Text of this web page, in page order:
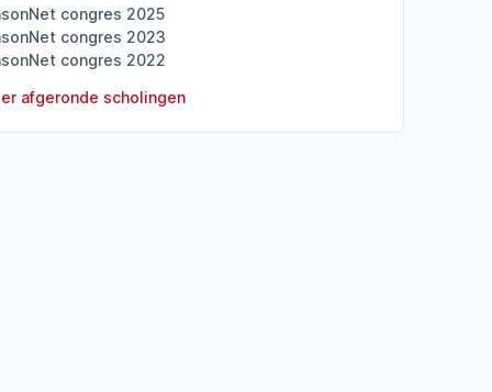
congres 2025
congres 2023
congres 2022
afgeronde scholingen